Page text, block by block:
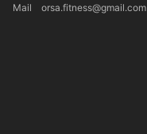
Mail orsa.fitness@gmail.com